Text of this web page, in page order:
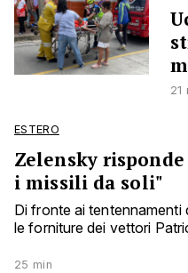
21
ESTERO
Zelensky
i missili da soli"
Di fronte ai tentennamenti
le forniture dei vettori
25 min